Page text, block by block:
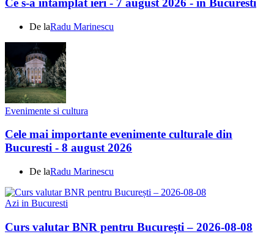
Ce s-a întamplat ieri - 7 august 2026 - în Bucuresti
De laRadu Marinescu
Evenimente si cultura
Cele mai importante evenimente culturale din
Bucuresti - 8 august 2026
De laRadu Marinescu
Azi in Bucuresti
Curs valutar BNR pentru București – 2026-08-08